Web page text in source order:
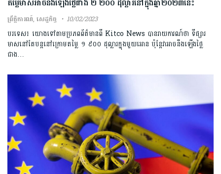
ព្រឹត្តិការណ៍,សេដ្ឋកិច្ច 10/02/2023
បរទេស៖ យោងទៅតាមប្រភពព័ត៌មានពី Kitco News បានរាយការណ៍ថា ទីផ្សារ
មាសនៅតែបន្តនៅក្រោមតម្លៃ ១ ៩០០ ដុល្លារក្នុងមួយអោន ប៉ុន្តែវាអាចនឹងឡើងថ្លៃ
ជាង…